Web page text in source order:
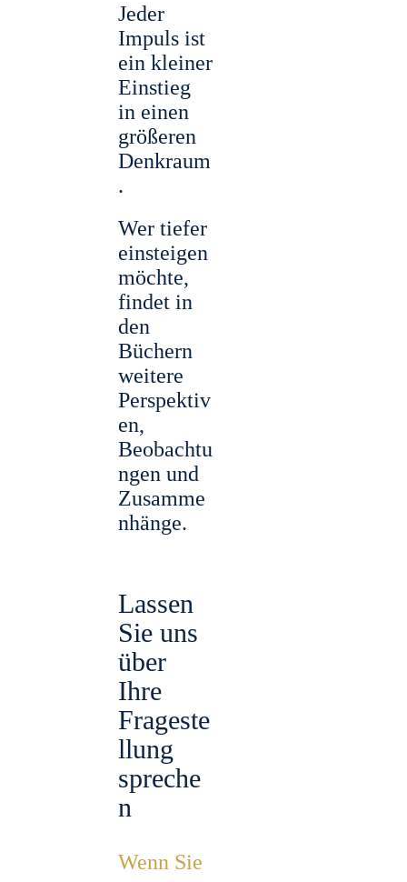
Jeder
Impuls ist
ein kleiner
Einstieg
in einen
größeren
Denkraum
.
Wer tiefer
einsteigen
möchte,
findet in
den
Büchern
weitere
Perspektiv
en,
Beobachtu
ngen und
Zusamme
nhänge.
Lassen
Sie uns
über
Ihre
Frageste
llung
spreche
n
Wenn Sie